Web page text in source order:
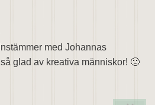
med Johannas
glad av kreativa människor! 🙂